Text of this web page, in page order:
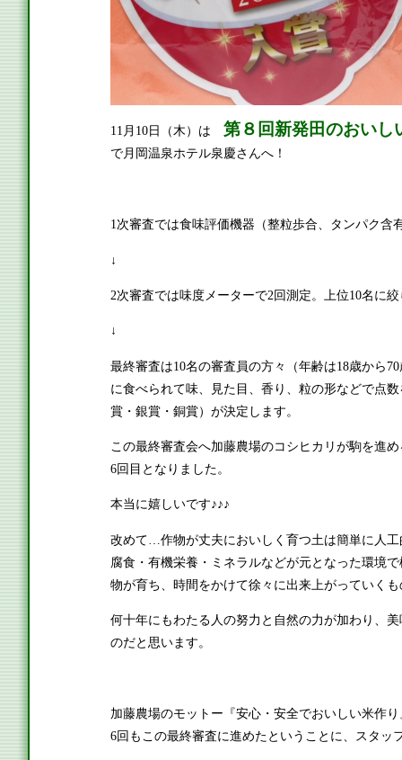
11月10日（木）は 第８ 回新発田のおいし
で月岡温泉ホテル泉慶さんへ！
1次審査では食味評価機器（整粒歩合、タンパク含
↓
2次審査では味度メーターで2回測定。上位10名に
↓
最終審査は10名の審査員の方々（年齢は18歳から
に食べられて味、見た目、香り、粒の形などで点
賞・銀賞・銅賞）が決定します。
この最終審査会へ加藤農場のコシヒカリが駒を進
6回目となりました。
本当に嬉しいです♪♪♪
改めて…作物が丈夫においしく育つ土は簡単に人
腐食・有機栄養・ミネラルなどが元となった環境
物が育ち、時間をかけて徐々に出来上がっていく
何十年にもわたる人の努力と自然の力が加わり、
のだと思います。
加藤農場のモットー『安心・安全でおいしい米作
6回もこの最終審査に進めたということに、スタッ